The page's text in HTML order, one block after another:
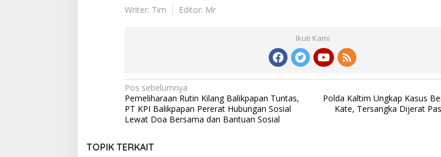
Writer: Tim
Editor: Mr
Ikuti Kami
Navigasi
pos
Pos sebelumnya
Pemeliharaan Rutin Kilang Balikpapan Tuntas,
PT KPI Balikpapan Pererat Hubungan Sosial
Lewat Doa Bersama dan Bantuan Sosial
Polda Kaltim Ungkap Kasus
Kate, Tersangka Dijerat
TOPIK TERKAIT